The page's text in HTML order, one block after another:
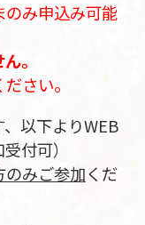
み申込み可能
。
さい。
以下よりWEB
付可）
みご参加くだ